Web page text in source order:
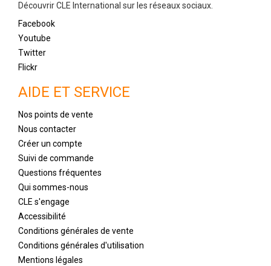
Découvrir CLE International sur les réseaux sociaux.
Facebook
Youtube
Twitter
Flickr
AIDE ET SERVICE
Nos points de vente
Nous contacter
Créer un compte
Suivi de commande
Questions fréquentes
Qui sommes-nous
CLE s'engage
Accessibilité
Conditions générales de vente
Conditions générales d'utilisation
Mentions légales